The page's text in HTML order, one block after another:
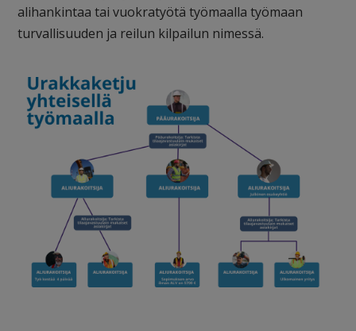
alihankintaa tai vuokratyötä työmaalla työmaan
turvallisuuden ja reilun kilpailun nimessä.